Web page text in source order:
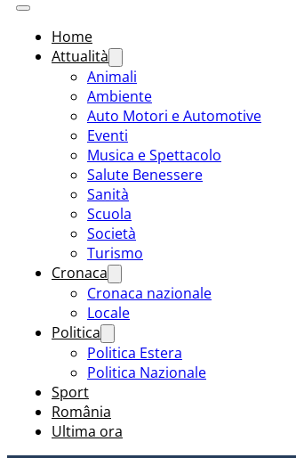
Home
Attualità
Animali
Ambiente
Auto Motori e Automotive
Eventi
Musica e Spettacolo
Salute Benessere
Sanità
Scuola
Società
Turismo
Cronaca
Cronaca nazionale
Locale
Politica
Politica Estera
Politica Nazionale
Sport
România
Ultima ora